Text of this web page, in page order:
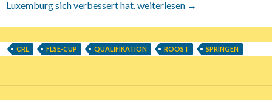
Luxemburg sich verbessert hat.24.07.-25.07.2021 CRL
weiterlesen →
CRL FLSE-CUP QUALIFIKATION ROOST SPRINGEN